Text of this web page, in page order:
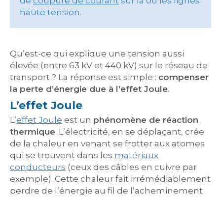
haute tension.
Qu’est-ce qui explique une tension aussi
élevée (entre 63 kV et 440 kV) sur le réseau de
transport ? La réponse est simple : compenser
la perte d’énergie due à l’effet Joule.
L’effet Joule
L’effet Joule est un phénomène de réaction
thermique. L’électricité, en se déplaçant, crée
de la chaleur en venant se frotter aux atomes
qui se trouvent dans les matériaux
conducteurs (ceux des câbles en cuivre par
exemple). Cette chaleur fait irrémédiablement
perdre de l’énergie au fil de l’acheminement